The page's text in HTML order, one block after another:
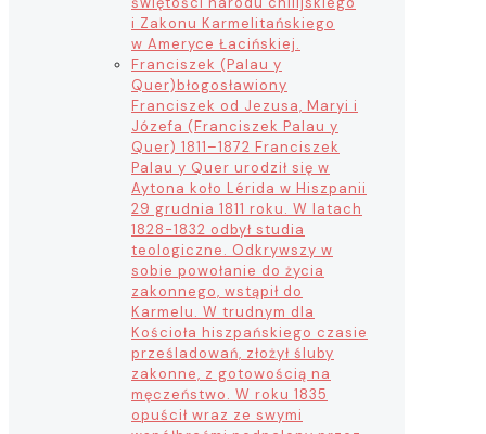
i Zakonu Karmelitańskiego
w Ameryce Łacińskiej.
Franciszek (Palau y
Quer)błogosławiony
Franciszek od Jezusa, Maryi i
Józefa (Franciszek Palau y
Quer) 1811–1872 Franciszek
Palau y Quer urodził się w
Aytona koło Lérida w Hiszpanii
29 grudnia 1811 roku. W latach
1828-1832 odbył studia
teologiczne. Odkrywszy w
sobie powołanie do życia
zakonnego, wstąpił do
Karmelu. W trudnym dla
Kościoła hiszpańskiego czasie
prześladowań, złożył śluby
zakonne, z gotowością na
męczeństwo. W roku 1835
opuścił wraz ze swymi